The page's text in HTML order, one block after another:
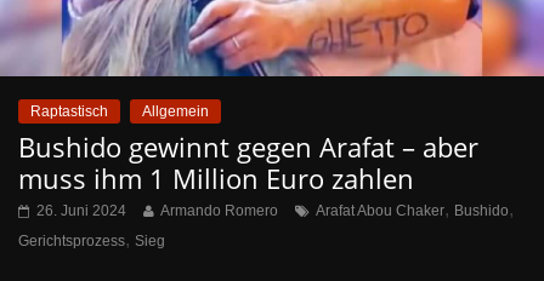
Raptastisch Allgemein
Bushido gewinnt gegen Arafat – aber
muss ihm 1 Million Euro zahlen
26. Juni 2024 Armando Romero Arafat Abou Chaker, Bushido,
Gerichtsprozess, Sieg